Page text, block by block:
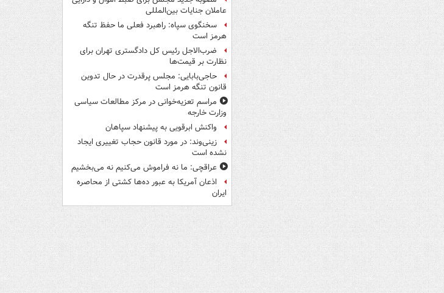
عاملان جنایات بین‌المللی
سخنگوی سپاه: راهبرد فعلی ما حفظ تنگه
هرمز است
ضرب‌الاجل رئیس کل دادگستری تهران برای
نظارت بر قیمت‌ها
حاجی‌بابایی: مجلس پرقدرت در حال تدوین
قانون تنگه هرمز است
مراسم تعزیه‌خوانی در مرکز مطالعات سیاسی
وزارت خارجه
واکنش ابرقویی به پیشنهاد سپاهان
زینی‌وند: در مورد قانون حجاب تغییری ایجاد
نشده است
عراقچی: ما نه فراموش می‌کنیم نه می‌بخشیم
اذعان آمریکا به عبور ده‌ها کشتی از محاصره
ایران